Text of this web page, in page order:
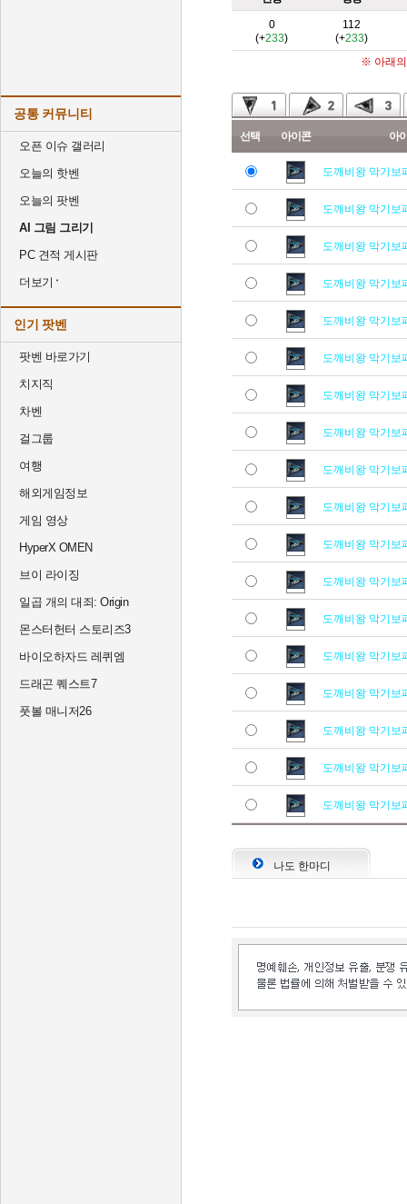
공통 커뮤니티
오픈 이슈 갤러리
오늘의 핫벤
오늘의 팟벤
AI 그림 그리기
PC 견적 게시판
더보기
인기 팟벤
팟벤 바로가기
치지직
차벤
걸그룹
여행
해외게임정보
게임 영상
HyperX OMEN
브이 라이징
일곱 개의 대죄: Origin
몬스터헌터 스토리즈3
바이오하자드 레퀴엠
드래곤 퀘스트7
풋볼 매니저26
0
(+233)
112
(+233)
※ 아래의
선택 아이콘 아
도깨비왕 막기보
도깨비왕 막기보
도깨비왕 막기보
도깨비왕 막기보
도깨비왕 막기보
도깨비왕 막기보
도깨비왕 막기보
도깨비왕 막기보
도깨비왕 막기보
도깨비왕 막기보
도깨비왕 막기보
도깨비왕 막기보
도깨비왕 막기보
도깨비왕 막기보
도깨비왕 막기보
도깨비왕 막기보
도깨비왕 막기보
도깨비왕 막기보
나도 한마디